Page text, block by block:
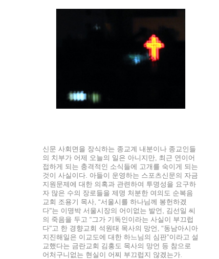
신문 사회면을 장식하는 종교계 내분이나 종교인들
의 치부가 어제 오늘의 일은 아니지만, 최근 연이어
접하게 되는 충격적인 소식들에 고개를 숙이게 되는
것이 사실이다. 아들이 운영하는 스포츠신문의 자금
지원문제에 대한 의혹과 관련하여 투명성을 요구하
자 많은 수의 장로들을 제명 처분한 여의도 순복음
교회 조용기 목사, “서울시를 하나님께 봉헌하겠
다"는 이명박 서울시장의 어이없는 발언, 김선일 씨
의 죽음을 두고 “그가 기독인이라는 사실이 부끄럽
다"고 한 경향교회 석원태 목사의 망언, “동남아시아
지진해일은 이교도에 대한 하느님의 심판”이라고 설
교했다는 금란교회 김홍도 목사의 망언 등 참으로
어처구니없는 현실이 어찌 부끄럽지 않겠는가.